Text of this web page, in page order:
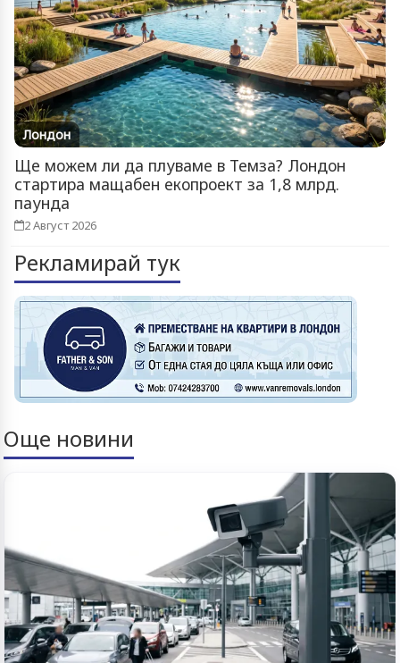
Лондон
Ще можем ли да плуваме в Темза? Лондон
стартира мащабен екопроект за 1,8 млрд.
паунда
2 Август 2026
Рекламирай тук
Още новини